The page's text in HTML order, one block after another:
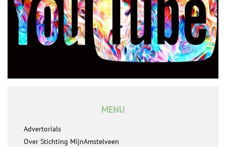
MENU
Advertorials
Over Stichting MijnAmstelveen